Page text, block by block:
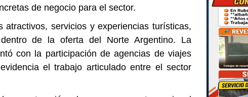
de negocio para el sector.
servicios y experiencias turísticas,
de la oferta del Norte Argentino. La
con la participación de agencias de viajes
el trabajo articulado entre el sector